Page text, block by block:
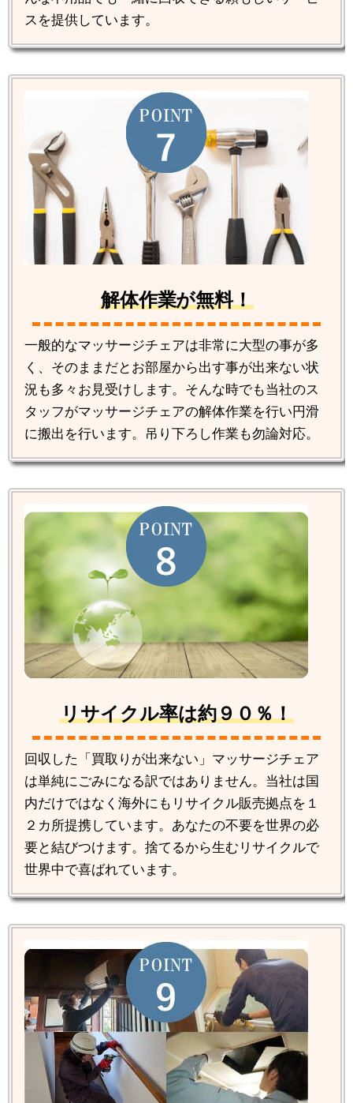
スを提供しています。
解体作業が無料！
一般的なマッサージチェアは非常に大型の事が多
く、そのままだとお部屋から出す事が出来ない状
況も多々お見受けします。そんな時でも当社のス
タッフがマッサージチェアの解体作業を行い円滑
に搬出を行います。吊り下ろし作業も勿論対応。
リサイクル率は約９０％！
回収した「買取りが出来ない」マッサージチェア
は単純にごみになる訳ではありません。当社は国
内だけではなく海外にもリサイクル販売拠点を１
２カ所提携しています。あなたの不要を世界の必
要と結びつけます。捨てるから生むリサイクルで
世界中で喜ばれています。